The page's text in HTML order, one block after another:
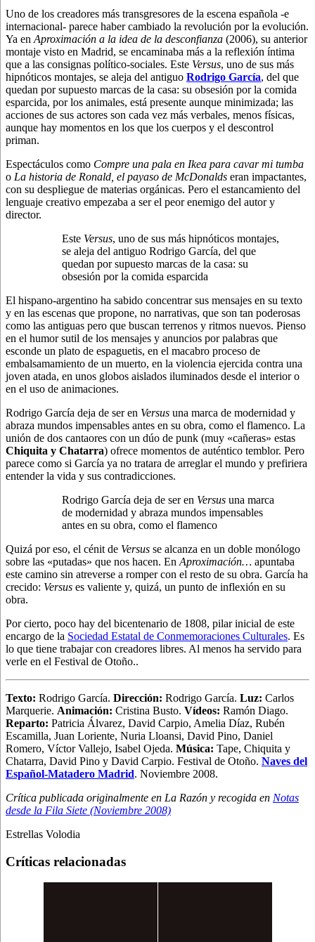
Uno de los creadores más transgresores de la escena española -e
internacional- parece haber cambiado la revolución por la evolución.
Ya en Aproximación a la idea de la desconfianza (2006), su anterior
montaje visto en Madrid, se encaminaba más a la reflexión íntima
que a las consignas político-sociales. Este Versus, uno de sus más
hipnóticos montajes, se aleja del antiguo Rodrigo García, del que
quedan por supuesto marcas de la casa: su obsesión por la comida
esparcida, por los animales, está presente aunque minimizada; las
acciones de sus actores son cada vez más verbales, menos físicas,
aunque hay momentos en los que los cuerpos y el descontrol
priman.
Espectáculos como Compre una pala en Ikea para cavar mi tumba
o La historia de Ronald, el payaso de McDonalds eran impactantes,
con su despliegue de materias orgánicas. Pero el estancamiento del
lenguaje creativo empezaba a ser el peor enemigo del autor y
director.
Este Versus, uno de sus más hipnóticos montajes,
se aleja del antiguo Rodrigo García, del que
quedan por supuesto marcas de la casa: su
obsesión por la comida esparcida
El hispano-argentino ha sabido concentrar sus mensajes en su texto
y en las escenas que propone, no narrativas, que son tan poderosas
como las antiguas pero que buscan terrenos y ritmos nuevos. Pienso
en el humor sutil de los mensajes y anuncios por palabras que
esconde un plato de espaguetis, en el macabro proceso de
embalsamamiento de un muerto, en la violencia ejercida contra una
joven atada, en unos globos aislados iluminados desde el interior o
en el uso de animaciones.
Rodrigo García deja de ser en Versus una marca de modernidad y
abraza mundos impensables antes en su obra, como el flamenco. La
unión de dos cantaores con un dúo de punk (muy «cañeras» estas
Chiquita y Chatarra) ofrece momentos de auténtico temblor. Pero
parece como si García ya no tratara de arreglar el mundo y prefiriera
entender la vida y sus contradicciones.
Rodrigo García deja de ser en Versus una marca
de modernidad y abraza mundos impensables
antes en su obra, como el flamenco
Quizá por eso, el cénit de Versus se alcanza en un doble monólogo
sobre las «putadas» que nos hacen. En Aproximación… apuntaba
este camino sin atreverse a romper con el resto de su obra. García ha
crecido: Versus es valiente y, quizá, un punto de inflexión en su
obra.
Por cierto, poco hay del bicentenario de 1808, pilar inicial de este
encargo de la Sociedad Estatal de Conmemoraciones Culturales. Es
lo que tiene trabajar con creadores libres. Al menos ha servido para
verle en el Festival de Otoño..
Texto: Rodrigo García. Dirección: Rodrigo García. Luz: Carlos
Marquerie. Animación: Cristina Busto. Vídeos: Ramón Diago.
Reparto: Patricia Álvarez, David Carpio, Amelia Díaz, Rubén
Escamilla, Juan Loriente, Nuria Lloansi, David Pino, Daniel
Romero, Víctor Vallejo, Isabel Ojeda. Música: Tape, Chiquita y
Chatarra, David Pino y David Carpio. Festival de Otoño. Naves del
Español-Matadero Madrid. Noviembre 2008.
Crítica publicada originalmente en La Razón y recogida en Notas
desde la Fila Siete (Noviembre 2008)
Estrellas Volodia
Críticas relacionadas